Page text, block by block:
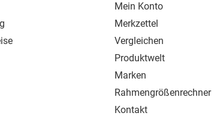
Mein Konto
Merkzettel
Vergleichen
Produktwelt
Marken
Rahmengrößenrechner
Kontakt